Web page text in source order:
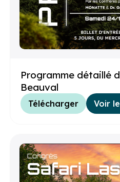
Programme détaillé
Beauval
Télécharger Voir